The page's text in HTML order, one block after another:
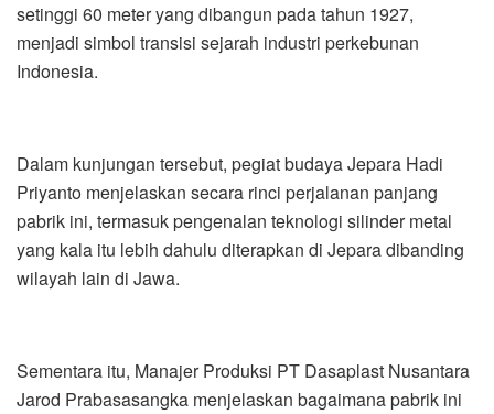
setinggi 60 meter yang dibangun pada tahun 1927,
menjadi simbol transisi sejarah industri perkebunan
Indonesia.
Dalam kunjungan tersebut, pegiat budaya Jepara Hadi
Priyanto menjelaskan secara rinci perjalanan panjang
pabrik ini, termasuk pengenalan teknologi silinder metal
yang kala itu lebih dahulu diterapkan di Jepara dibanding
wilayah lain di Jawa.
Sementara itu, Manajer Produksi PT Dasaplast Nusantara
Jarod Prabasasangka menjelaskan bagaimana pabrik ini